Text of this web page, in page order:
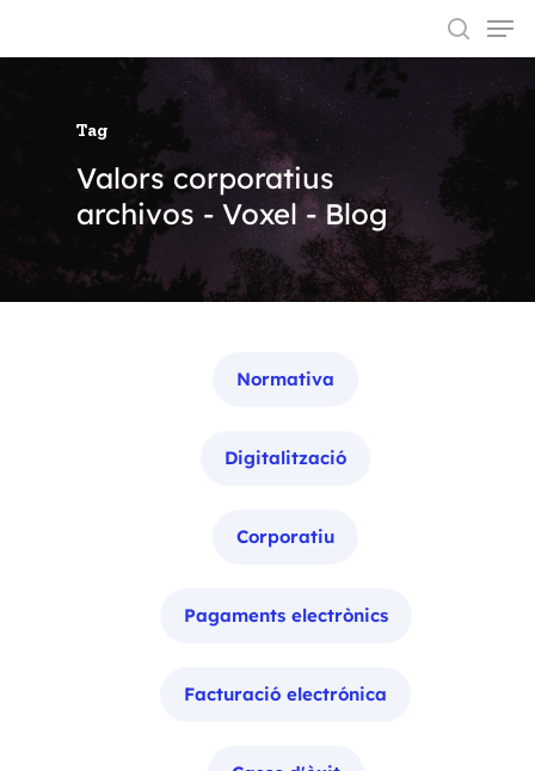
Hit enter to search or ESC to close
Tag
Valors corporatius
archivos - Voxel - Blog
Normativa
Digitalització
Corporatiu
Pagaments electrònics
Facturació electrónica